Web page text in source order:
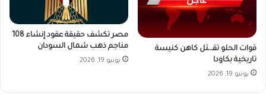
قوات الحلو تقـ.ـتل كاهن كنيسة
تاريخية بكاودا
يونيو 19, 2026
مصر تكشف حقيقة عقود إنشاء 108
مناجم ذهب شمال السودان
يونيو 19, 2026